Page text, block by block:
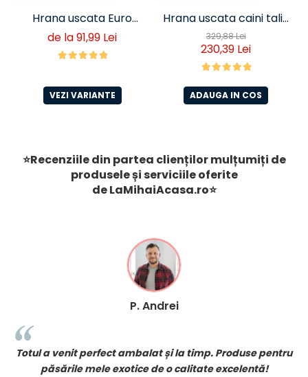
Hrana uscata Euro
Premium Senior Miel si
Orez
de la 91,99 Lei
VEZI VARIANTE
Hrana uscata caini talie
foarte mare Euro
Premium Giant Adult pui
si orez 15 Kg
329,88 Lei
230,39 Lei
ADAUGA IN COS
⭐Recenziile din partea clienților mulțumiți de
produsele și serviciile oferite
deLaMihaiAcasa.ro⭐
P. Andrei
Totul a venit perfect ambalat și la timp. Produse pentru
păsările mele exotice de o calitate excelentă!